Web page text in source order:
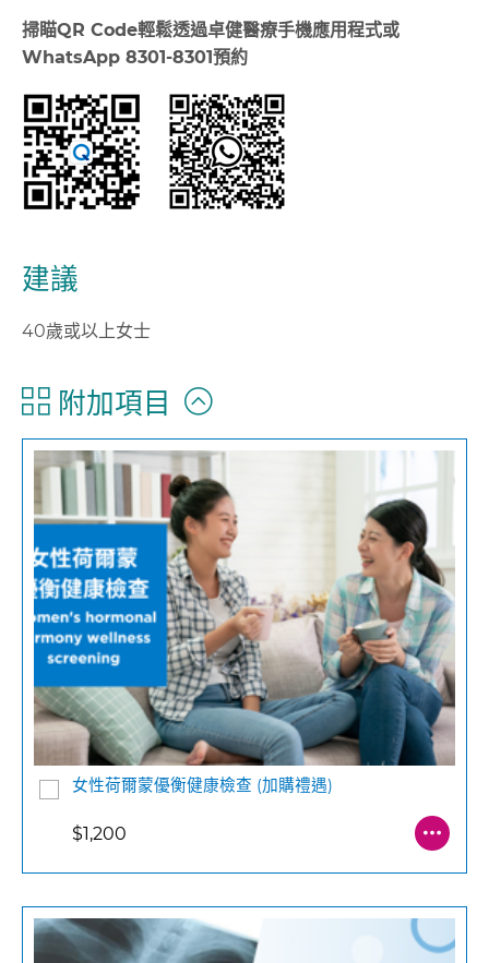
掃瞄QR Code輕鬆透過卓健醫療手機應用程式或
WhatsApp 8301-8301預約
建議
40歲或以上女士
附加項目
女性荷爾蒙優衡健康檢查 (加購禮遇)
$1,200